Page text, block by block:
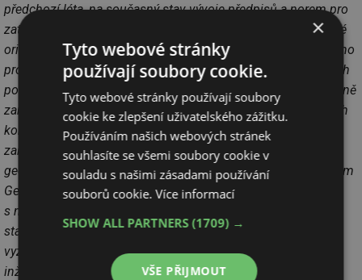
předchozí léta, na současný stav vývoje předpisů a norem pro
zatížení a navrhování staveb, tedy eurokódů. Zvolili jsme také
orientaci části konference na aktuální téma. Proto do letošního
programu byly zařazeny poznatky z účasti statiků na stavbách
poškozených tornádem na jižní Moravě. Konference je tradičně
zaměřena na problematiku navrhování a posuzování nosných
konstrukcí pozemních staveb. Nově byla do programu
zařazena i část věnovaná pouze problematice navrhování
geotechnických konstrukcí připravená ve spolupráci s Aktivem
Geotechnika ČKAIT. Konference se snaží seznámit jak
s novinkami, tak s dobrými i špatnými příklady realizace
staveb. Význam samostatné konference pro statiky Komory
vyzdvihl ve svém úvodním vystoupení i předseda ČKAIT pan
inženýr Robert Špalek.
×
Tyto webové stránky
používají soubory cookie.
Tyto webové stránky používají soubory
cookie ke zlepšení uživatelského zážitku.
Používáním našich webových stránek
souhlasíte se všemi soubory cookie v
souladu s našimi zásadami používání
souborů cookie.Více informací
SHOW ALL PARTNERS(1709) →
VŠE PŘIJMOUT